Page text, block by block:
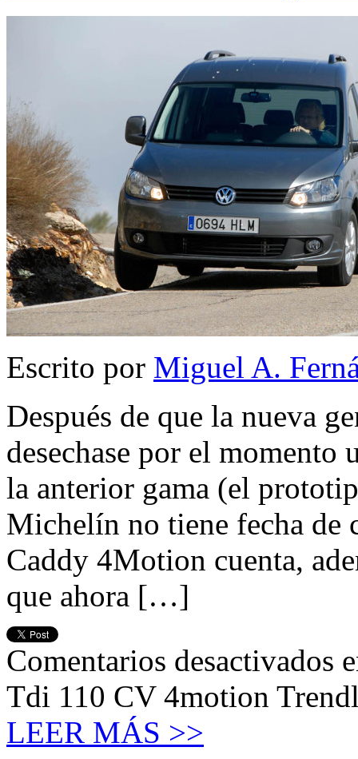
Escrito por Miguel A.
Después de que la nueva
desechase por el momento
la anterior gama (el
Michelín no tiene fecha de
Caddy 4Motion cuenta,
que ahora […]
Comentarios desactivados
Tdi 110 CV 4motion
LEER MÁS >>